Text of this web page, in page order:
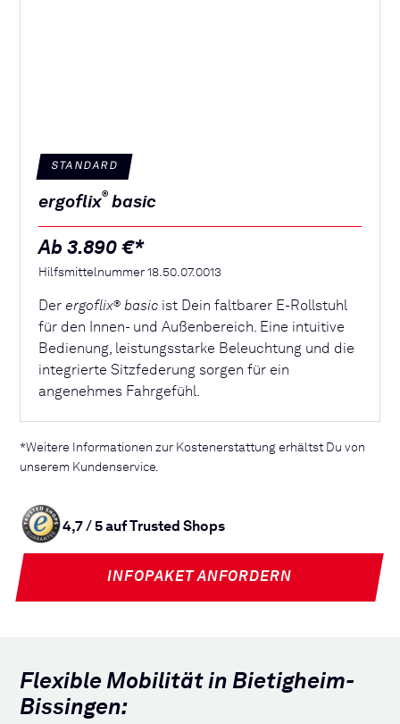
STANDARD
ergoflix® basic
Ab 3.890 €*
Hilfsmittelnummer 18.50.07.0013
Derergoflix® basic ist Dein faltbarer E-Rollstuhl
für den Innen- und Außenbereich. Eine intuitive
Bedienung, leistungsstarke Beleuchtung und die
integrierte Sitzfederung sorgen für ein
angenehmes Fahrgefühl.
*Weitere Informationen zur Kostenerstattung erhältst Du von
unserem Kundenservice.
4,7 / 5 auf Trusted Shops
INFOPAKET ANFORDERN
Flexible Mobilität in Bietigheim-
Bissingen: